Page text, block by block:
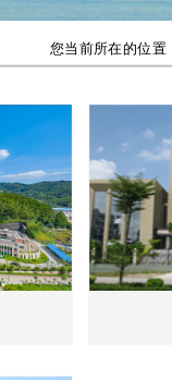
您当前所在的位置